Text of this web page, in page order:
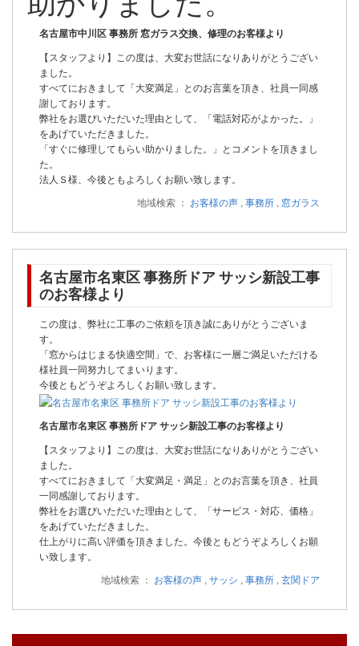
名古屋市中川区 事務所 窓ガラス交換、修理のお客様より
【スタッフより】この度は、大変お世話になりありがとうござい
ました。
すべてにおきまして「大変満足」とのお言葉を頂き、社員一同感
謝しております。
弊社をお選びいただいた理由として、「電話対応がよかった。」
をあげていただきました。
「すぐに修理してもらい助かりました。」とコメントを頂きまし
た。
法人Ｓ様、今後ともよろしくお願い致します。
地域検索 ： お客様の声 , 事務所 , 窓ガラス
名古屋市名東区 事務所ドア サッシ新設工事
のお客様より
この度は、弊社に工事のご依頼を頂き誠にありがとうございま
す。
「窓からはじまる快適空間」で、お客様に一層ご満足いただける
様社員一同努力してまいります。
今後ともどうぞよろしくお願い致します。
名古屋市名東区 事務所ドア サッシ新設工事のお客様より
【スタッフより】この度は、大変お世話になりありがとうござい
ました。
すべてにおきまして「大変満足・満足」とのお言葉を頂き、社員
一同感謝しております。
弊社をお選びいただいた理由として、「サービス・対応、価格」
をあげていただきました。
仕上がりに高い評価を頂きました。今後ともどうぞよろしくお願
い致します。
地域検索 ： お客様の声 , サッシ , 事務所 , 玄関ドア